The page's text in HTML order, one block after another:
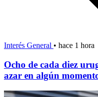
Interés General • hace 1 hora
Ocho de cada diez
azar en algún